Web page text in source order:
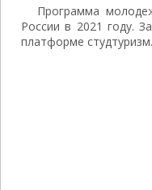
Программа
России в 2021 году.
платформе